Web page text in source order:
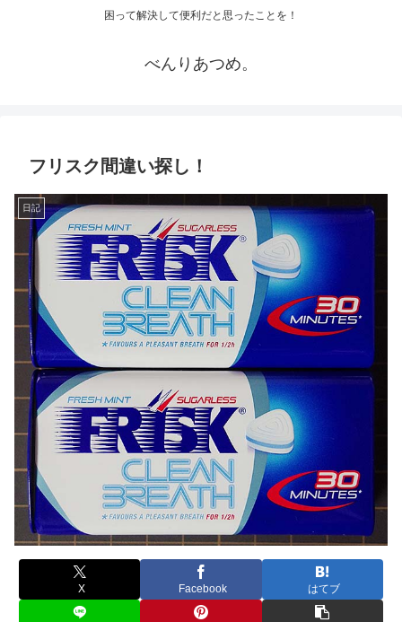
困って解決して便利だと思ったことを！
べんりあつめ。
フリスク間違い探し！
日記
X Facebook はてブ